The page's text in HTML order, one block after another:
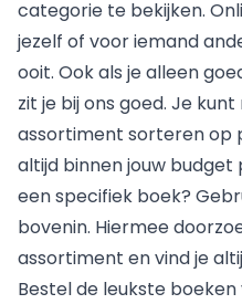
categorie te bekijken.
jezelf of voor iemand
ooit. Ook als je alleen
zit je bij ons goed. Je
assortiment sorteren op
altijd binnen jouw budget
een specifiek boek?
bovenin. Hiermee
assortiment en vind je
Bestel de leukste